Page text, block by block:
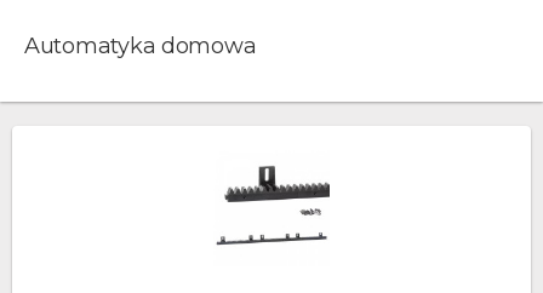
Automatyka domowa